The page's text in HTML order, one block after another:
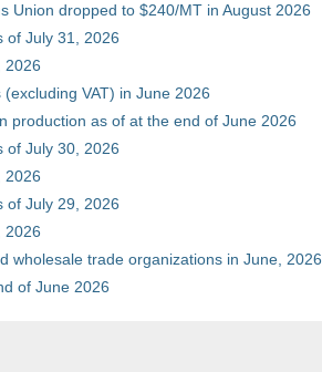
Union dropped to $240/MT in August 2026
of July 31, 2026
2026
VAT) in June 2026
production as of at the end of June 2026
of July 30, 2026
2026
of July 29, 2026
2026
wholesale trade organizations in June, 2026
of June 2026